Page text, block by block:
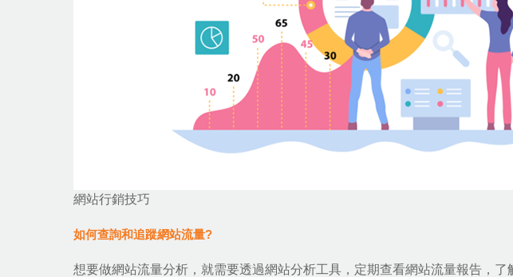
網站行銷技巧
如何查詢和追蹤網站流量?
想要做網站流量分析，就需要透過網站分析工具，定期查看網站流量報告，